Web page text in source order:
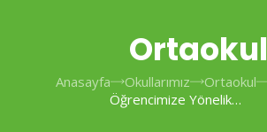
Ortaokul
Anasayfa Okullarımız Ortaokul
Öğrencimize Yönelik